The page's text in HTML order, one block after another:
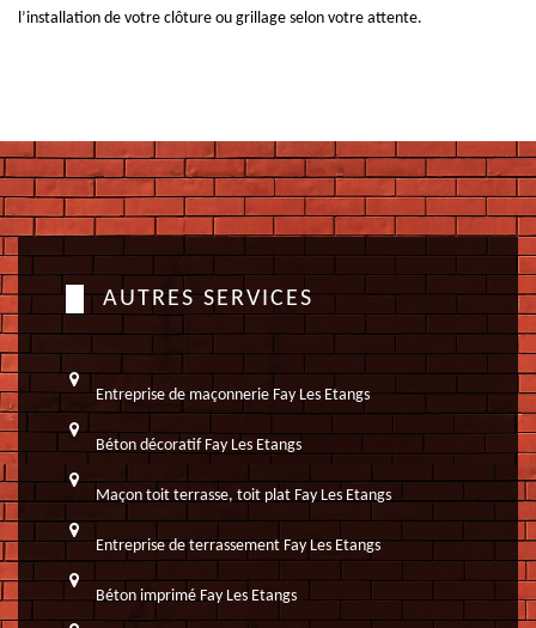
l’installation de votre clôture ou grillage selon votre attente.
AUTRES SERVICES
Entreprise de maçonnerie Fay Les Etangs
Béton décoratif Fay Les Etangs
Maçon toit terrasse, toit plat Fay Les Etangs
Entreprise de terrassement Fay Les Etangs
Béton imprimé Fay Les Etangs